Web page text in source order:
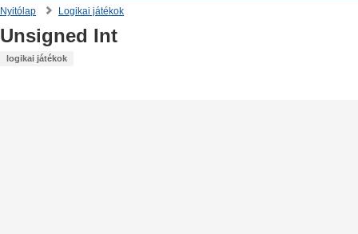
Nyitólap Logikai játékok
Unsigned Int
logikai játékok